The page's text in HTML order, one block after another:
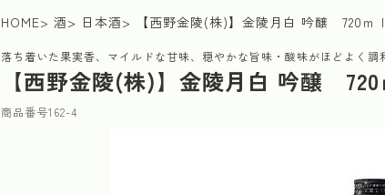
HOME 酒 日本酒 【西野金陵(株)】金陵月白 吟醸 720ｍｌ
落ち着いた果実香、マイルドな甘味、穏やかな旨味・酸味がほどよく調
【西野金陵(株)】金陵月白 吟醸 720
商品番号162-4